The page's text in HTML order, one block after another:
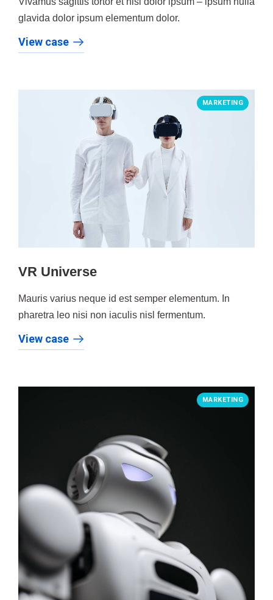
glavida dolor ipsum elementum dolor.
View case
MARKETING
VR Universe
Mauris varius neque id est semper elementum. In
pharetra leo nisi non iaculis nisl fermentum.
View case
MARKETING